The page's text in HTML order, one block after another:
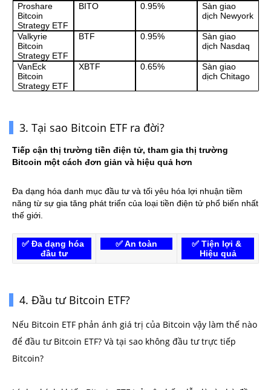
Proshare
Bitcoin
Strategy ETF
BITO 0.95%
Sàn giao
dịch Newyork
Valkyrie
Bitcoin
Strategy ETF
BTF 0.95%
Sàn giao
dịch Nasdaq
VanEck
Bitcoin
Strategy ETF
XBTF 0.65%
Sàn giao
dịch Chitago
3. Tại sao Bitcoin ETF ra đời?
Tiếp cận thị trường tiền điện tử, tham gia thị trường
Bitcoin một cách đơn giản và hiệu quả hơn
Đa dạng hóa danh mục đầu tư và tối yêu hóa lợi nhuận tiềm
năng từ sự gia tăng phát triển của loại tiền điện tử phổ biến nhất
thế giới.
✅ Đa dạng hóa
đầu tư
✅ An toàn ✅ Tiện lợi &
Hiệu quả
4. Đầu tư Bitcoin ETF?
Nếu Bitcoin ETF phản ánh giá trị của Bitcoin vậy làm thế nào
để đầu tư Bitcoin ETF? Và tại sao không đầu tư trực tiếp
Bitcoin?